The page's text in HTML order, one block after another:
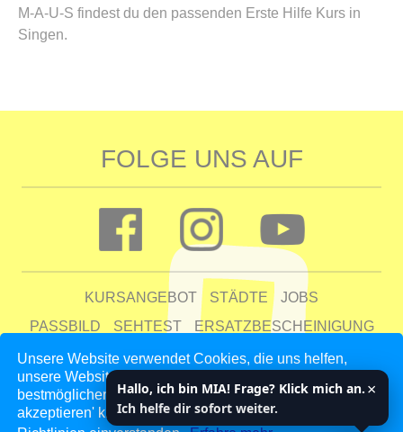
Unsere Website verwendet Cookies, die uns helfen,
unsere Website zu verbessern und unseren Kunden den
bestmöglichen Service zu bieten. Indem du auf 'Auswahl
akzeptieren' klickst, erklärst du dich mit unseren Cookie-
M-A-U-S findest du den passenden Erste Hilfe Kurs in
Singen.
FOLGE UNS AUF
KURSANGEBOT STÄDTE
JOBS
PASSBILD
SEHTEST
ERSATZBESCHEINIGUNG
UNTERNEHMEN
DATENSCHUTZ
IMPRESSUM
Hallo, ich bin MIA! Frage? Klick mich an.
Ich helfe dir sofort weiter.
×